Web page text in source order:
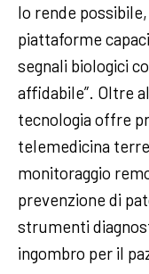
lo rende
piattaforme
segnali biologici
affidabile”. Oltre
tecnologia offre
telemedicina
monitoraggio
prevenzione di
strumenti
ingombro per il